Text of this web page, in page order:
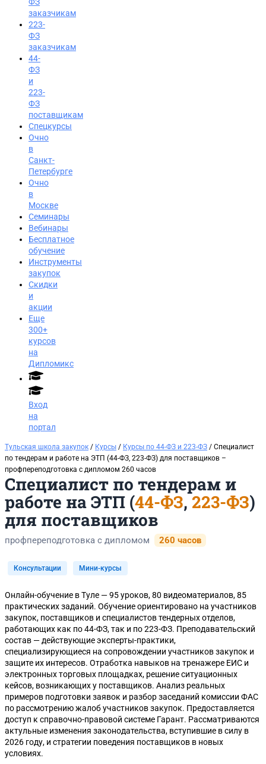
Вход на портал
8 (800) 200-24-26
Заказать звонок
заказчикам
223-
ФЗ
заказчикам
44-
ФЗ
и
223-
ФЗ
поставщикам
Спецкурсы
Очно
в
Санкт-
Петербурге
Очно
в
Москве
Семинары
Вебинары
Бесплатное
обучение
Инструменты
закупок
Скидки
и
акции
Еще
300+
курсов
на
Дипломикс
Вход
на
портал
Тульская школа закупок / Курсы / Курсы по 44-ФЗ и 223-ФЗ / Специалист
по тендерам и работе на ЭТП (44-ФЗ, 223-ФЗ) для поставщиков​ –
профпереподготовка с дипломом 260 часов
Специалист по тендерам и
работе на ЭТП (44-ФЗ, 223-ФЗ)
для поставщиков
профпереподготовка с дипломом 260 часов
Консультации Мини-курсы
Онлайн-обучение в Туле — 95 уроков, 80 видеоматериалов, 85
практических заданий. Обучение ориентировано на участников
закупок, поставщиков и специалистов тендерных отделов,
работающих как по 44-ФЗ, так и по 223-ФЗ. Преподавательский
состав — действующие эксперты-практики,
специализирующиеся на сопровождении участников закупок и
защите их интересов. Отработка навыков на тренажере ЕИС и
электронных торговых площадках, решение ситуационных
кейсов, возникающих у поставщиков. Анализ реальных
примеров подготовки заявок и разбор заседаний комиссии ФАС
по рассмотрению жалоб участников закупок. Предоставляется
доступ к справочно-правовой системе Гарант. Рассматриваются
актульные изменения законодательства, вступившие в силу в
2026 году, и стратегии поведения поставщиков в новых
условиях.